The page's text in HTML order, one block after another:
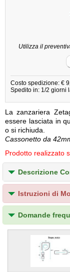
Utilizza il
Costo spedizione: €
Spedito in: 1/2 giorni
La zanzariera
essere lasciata in
o si richiuda.
Cassonetto da
Prodotto realizzato
Descrizione
Istruzioni di
Domande